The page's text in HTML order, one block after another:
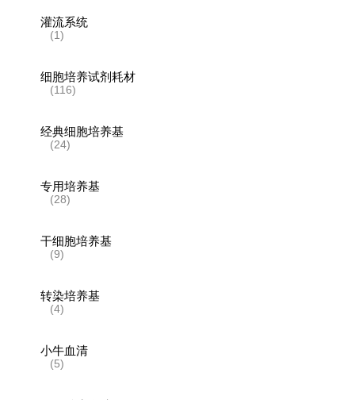
灌流系统
(1)
细胞培养试剂耗材
(116)
经典细胞培养基
(24)
专用培养基
(28)
干细胞培养基
(9)
转染培养基
(4)
小牛血清
(5)